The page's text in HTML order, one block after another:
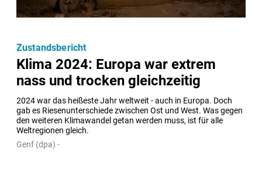
Klima 2024: Europa war extrem
nass und trocken gleichzeitig
2024 war das heißeste Jahr weltweit - auch in Europa. Doch
gab es Riesenunterschiede zwischen Ost und West. Was gegen
den weiteren Klimawandel getan werden muss, ist für alle
Weltregionen gleich.
Zustandsbericht
Genf (dpa) -